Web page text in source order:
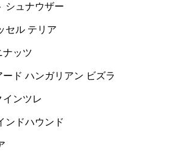
シュナウザー
セル テリア
ナッツ
ード ハンガリアン ビズラ
インツレ
ンドハウンド